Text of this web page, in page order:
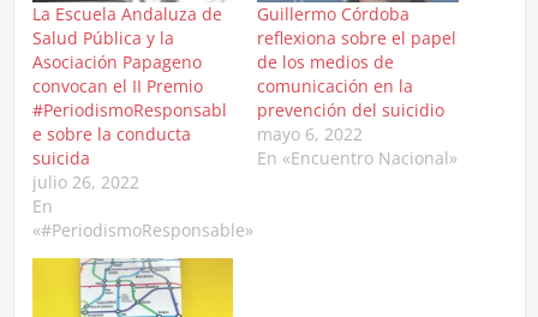
La Escuela Andaluza de
Salud Pública y la
Asociación Papageno
convocan el II Premio
#PeriodismoResponsabl
e sobre la conducta
suicida
julio 26, 2022
En
«#PeriodismoResponsable»
Guillermo Córdoba
reflexiona sobre el papel
de los medios de
comunicación en la
prevención del suicidio
mayo 6, 2022
En «Encuentro Nacional»